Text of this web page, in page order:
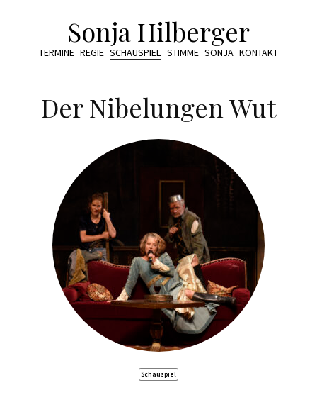
Sonja Hilberger
TERMINE REGIE SCHAUSPIEL STIMME SONJA KONTAKT
Der Nibelungen Wut
Schauspiel